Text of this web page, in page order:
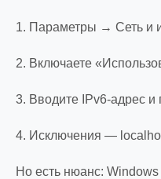
1. Параметры → Сеть и
2. Включаете
3. Вводите IPv6-адрес и
4. Исключения —
Но есть нюанс: